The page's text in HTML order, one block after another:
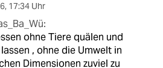
, 17:34 Uhr
ohne Tiere quälen und
, ohne die Umwelt in
Dimensionen zuviel zu